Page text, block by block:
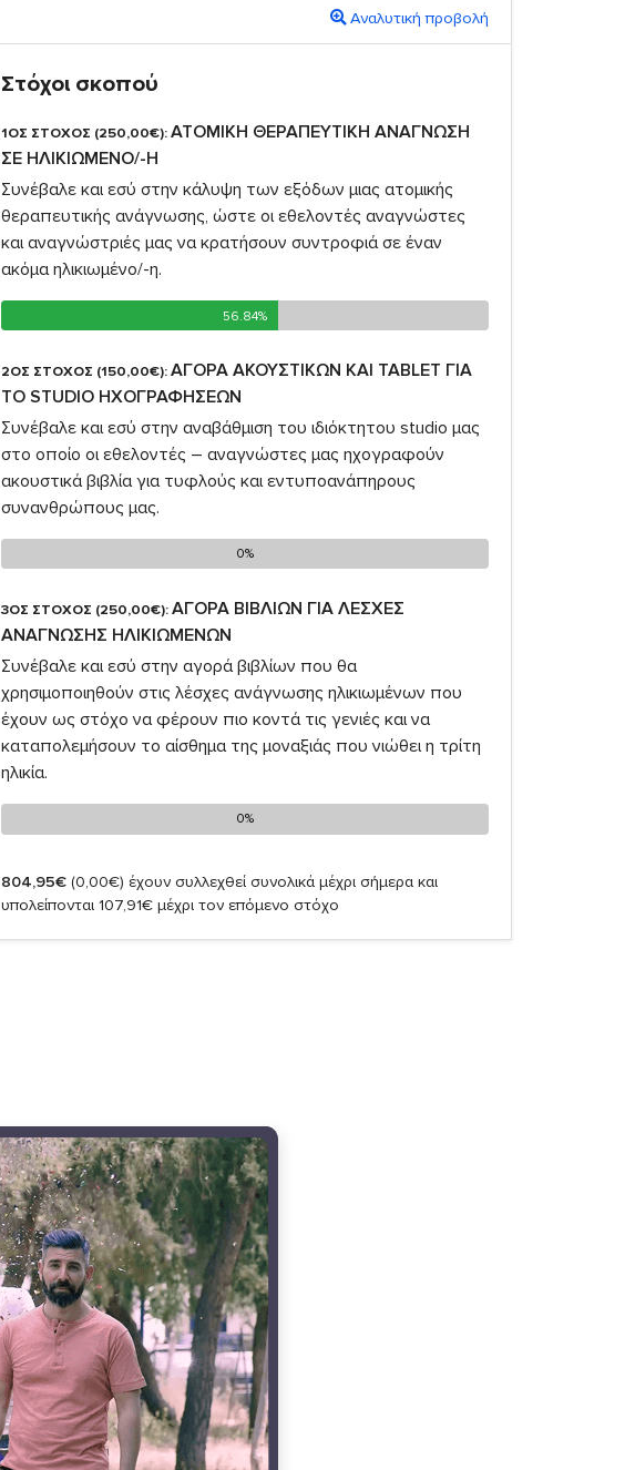
Αναλυτική προβολή
Στόχοι σκοπού
1ΟΣ ΣΤΟΧΟΣ (250,00€):ΑΤΟΜΙΚΗ ΘΕΡΑΠΕΥΤΙΚΗ ΑΝΑΓΝΩΣΗ
ΣΕ ΗΛΙΚΙΩΜΕΝΟ/-Η
Συνέβαλε και εσύ στην κάλυψη των εξόδων μιας ατομικής
θεραπευτικής ανάγνωσης, ώστε οι εθελοντές αναγνώστες
και αναγνώστριές μας να κρατήσουν συντροφιά σε έναν
ακόμα ηλικιωμένο/-η.
56.84%
56.84%
2ΟΣ ΣΤΟΧΟΣ (150,00€):ΑΓΟΡΑ ΑΚΟΥΣΤΙΚΩΝ ΚΑΙ TABLET ΓΙΑ
TO STUDIO ΗΧΟΓΡΑΦΗΣΕΩΝ
Συνέβαλε και εσύ στην αναβάθμιση του ιδιόκτητου studio μας
στο οποίο οι εθελοντές – αναγνώστες μας ηχογραφούν
ακουστικά βιβλία για τυφλούς και εντυποανάπηρους
συνανθρώπους μας.
0%
0%
3ΟΣ ΣΤΟΧΟΣ (250,00€):ΑΓΟΡΑ ΒΙΒΛΙΩΝ ΓΙΑ ΛΕΣΧΕΣ
ΑΝΑΓΝΩΣΗΣ ΗΛΙΚΙΩΜΕΝΩΝ
Συνέβαλε και εσύ στην αγορά βιβλίων που θα
χρησιμοποιηθούν στις λέσχες ανάγνωσης ηλικιωμένων που
έχουν ως στόχο να φέρουν πιο κοντά τις γενιές και να
καταπολεμήσουν το αίσθημα της μοναξιάς που νιώθει η τρίτη
ηλικία.
0%
0%
804,95€ (0,00€) έχουν συλλεχθεί συνολικά μέχρι σήμερα και
υπολείπονται 107,91€ μέχρι τον επόμενο στόχο